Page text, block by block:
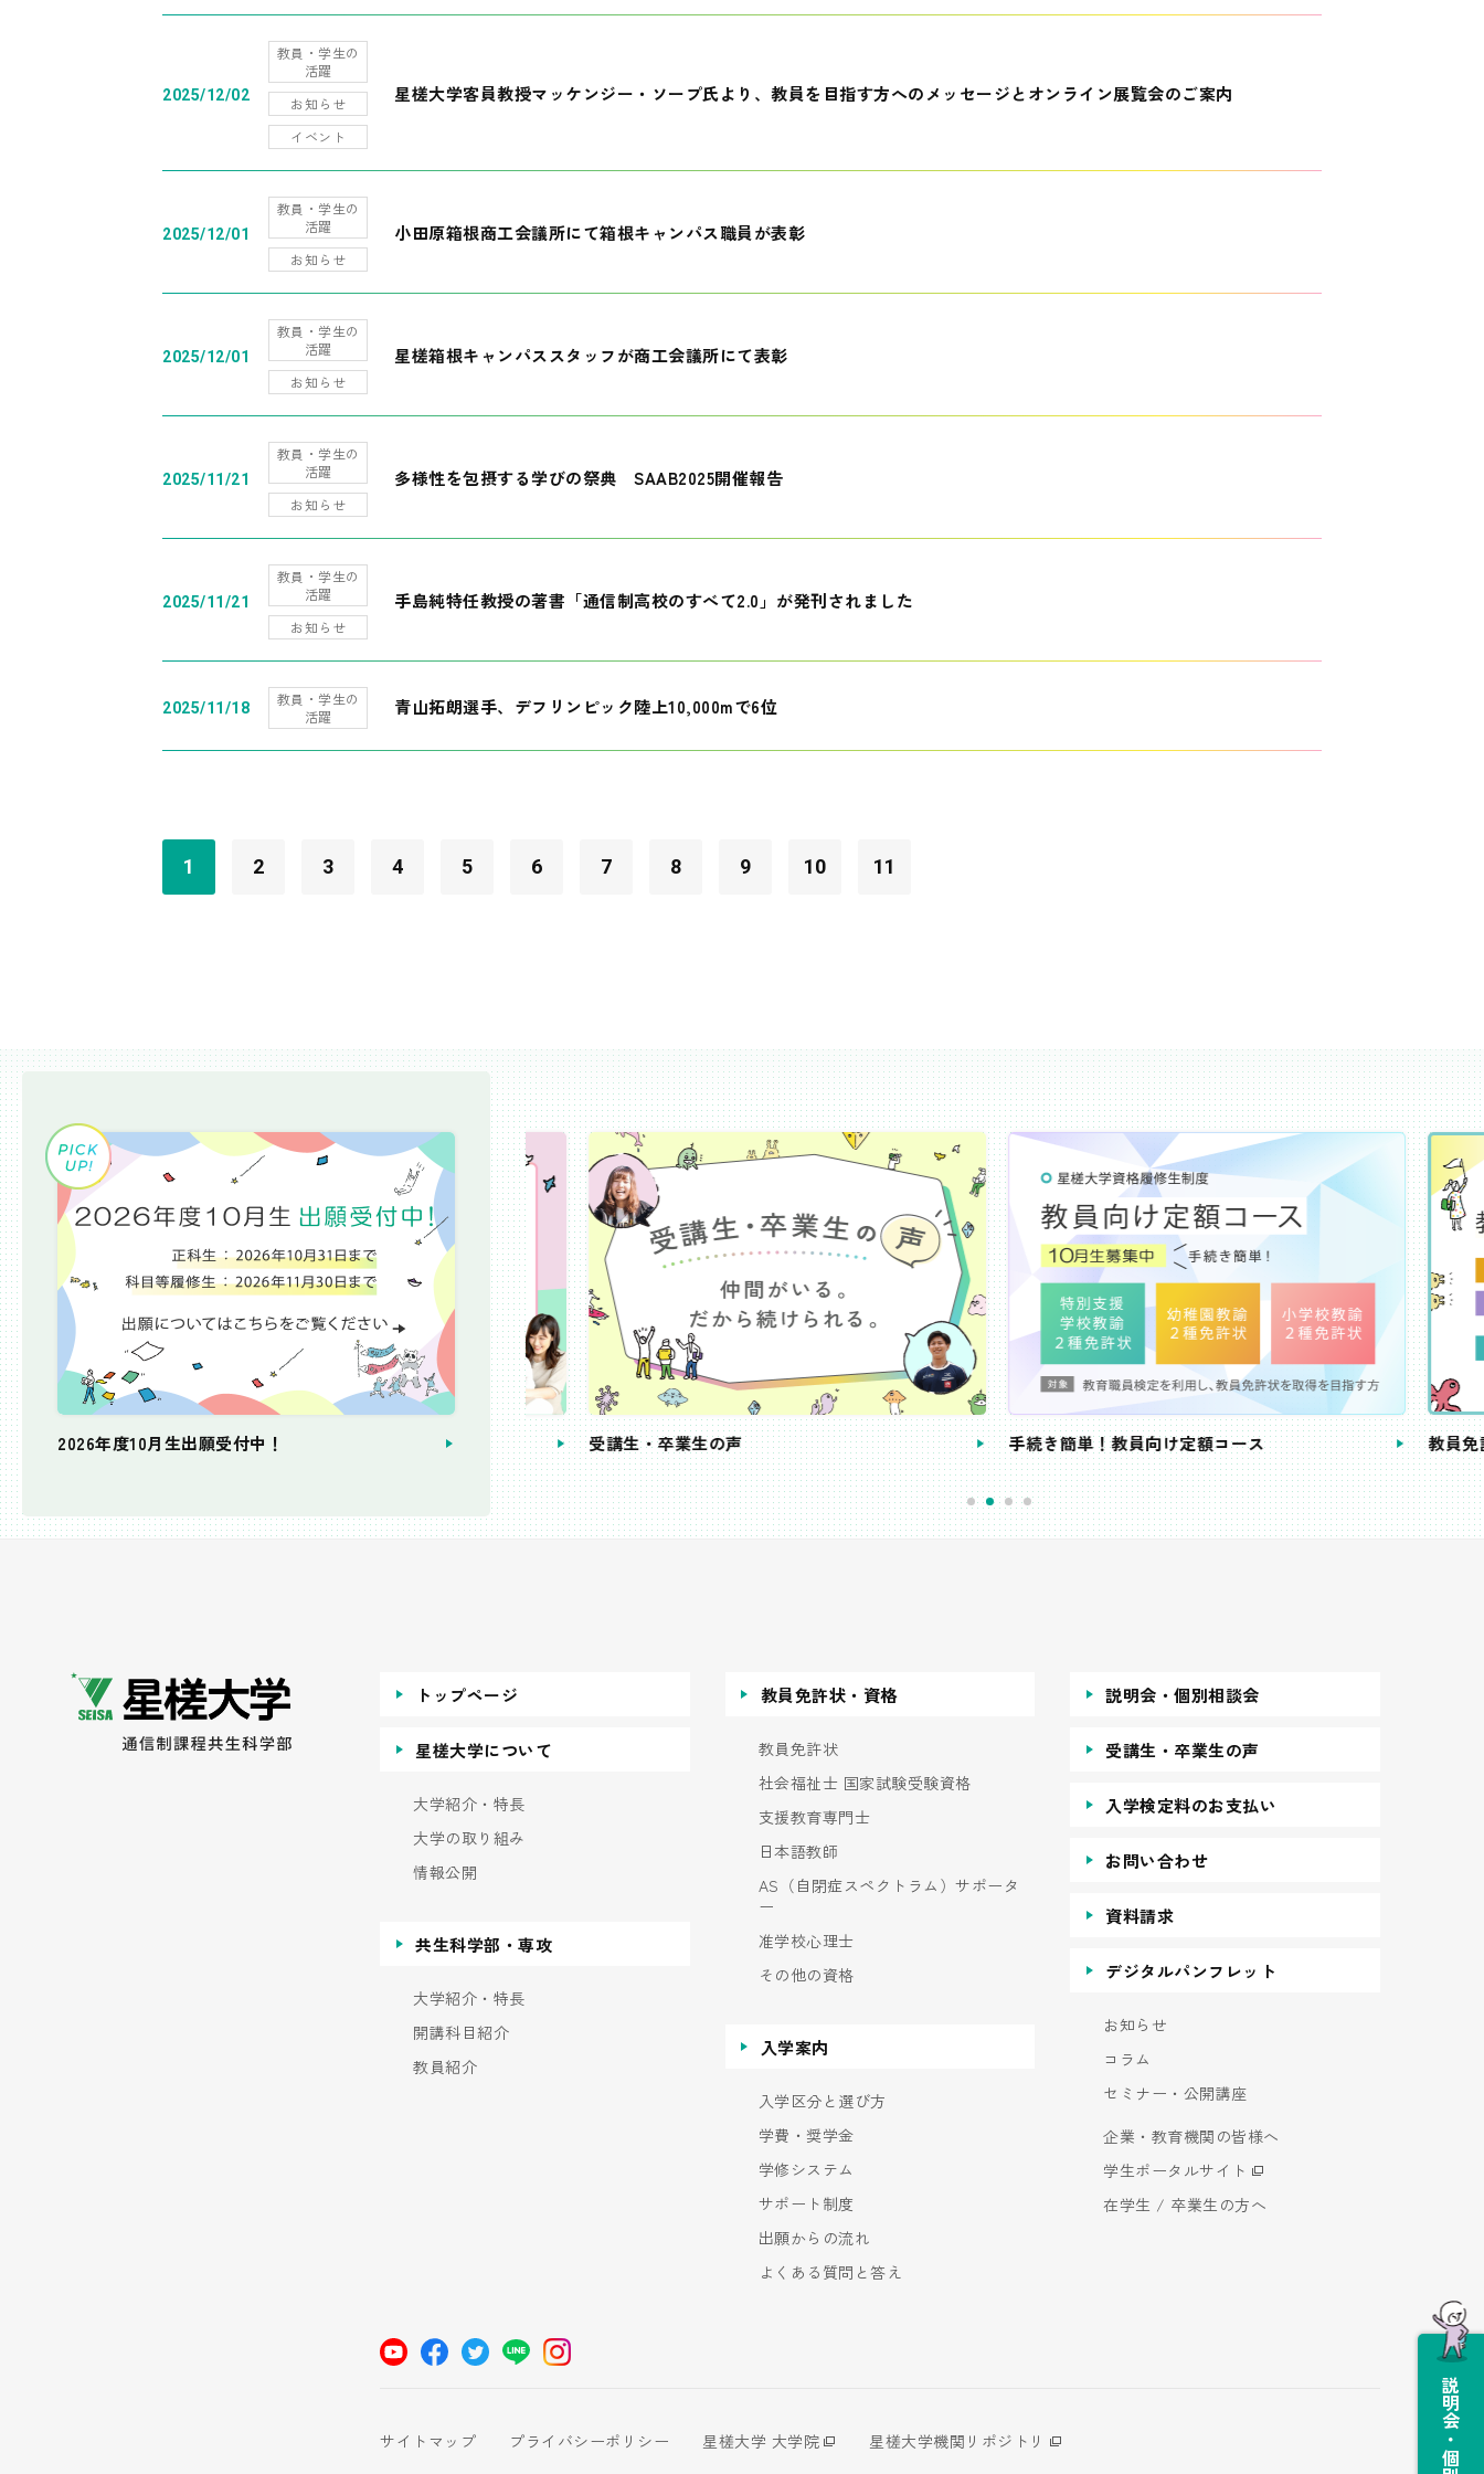
2025/12/02
教員・学生の
活躍
お知らせ
イベント
星槎大学客員教授マッケンジー・ソープ氏より、教員を目指す方へのメッセージとオンライン展覧会のご案内
2025/12/01
教員・学生の
活躍
お知らせ
小田原箱根商工会議所にて箱根キャンパス職員が表彰
2025/12/01
教員・学生の
活躍
お知らせ
星槎箱根キャンパススタッフが商工会議所にて表彰
2025/11/21
教員・学生の
活躍
お知らせ
多様性を包摂する学びの祭典 SAAB2025開催報告
2025/11/21
教員・学生の
活躍
お知らせ
手島純特任教授の著書「通信制高校のすべて2.0」が発刊されました
2025/11/18
教員・学生の
活躍
青山拓朗選手、デフリンピック陸上10,000mで6位
1 2 3 4 5 6 7 8 9 10 11
2026年度10月生出願受付中！
個別相談会 受講生・卒業生の声 手続き簡単！教員向け定額コース 教員免許状が
トップページ
星槎大学について
大学紹介・特長
大学の取り組み
情報公開
共生科学部・専攻
大学紹介・特長
開講科目紹介
教員紹介
教員免許状・資格
教員免許状
社会福祉士 国家試験受験資格
支援教育専門士
日本語教師
AS（自閉症スペクトラム）サポータ
ー
准学校心理士
その他の資格
入学案内
入学区分と選び方
学費・奨学金
学修システム
サポート制度
出願からの流れ
よくある質問と答え
説明会・個別相談会
受講生・卒業生の声
入学検定料のお支払い
お問い合わせ
資料請求
デジタルパンフレット
お知らせ
コラム
セミナー・公開講座
企業・教育機関の皆様へ
学生ポータルサイト
在学生 / 卒業生の方へ
サイトマップ プライバシーポリシー 星槎大学 大学院
星槎大学機関リポジトリ